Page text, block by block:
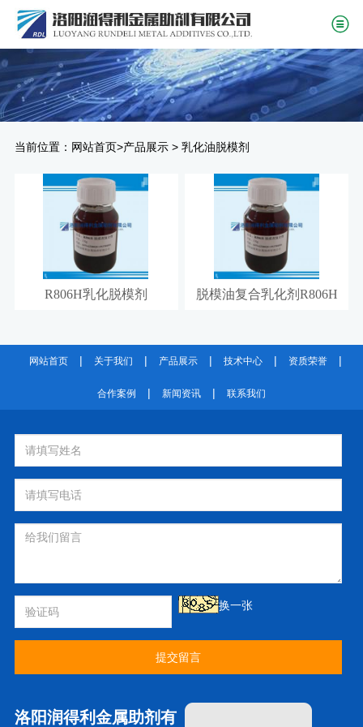
当前位置： 网站首页>产品展示> 乳化油脱模剂
R806H乳化脱模剂 脱模油复合乳化剂R806H
网站首页 | 关于我们 | 产品展示 | 技术中心 | 资质荣誉 |
合作案例 | 新闻资讯 | 联系我们
换一张
提交留言
洛阳润得利金属助剂有